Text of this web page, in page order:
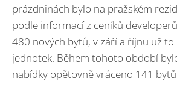
prázdninách bylo na pražském
podle informací z ceníků
480 nových bytů, v září a říjnu už
jednotek. Během tohoto období
nabídky opětovně vráceno 141